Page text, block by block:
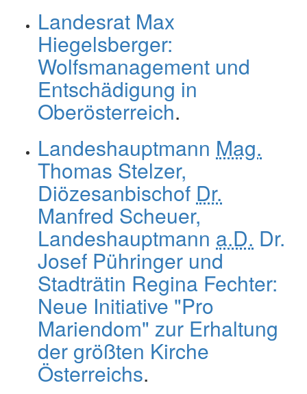
Landesrat Max
Hiegelsberger:
Wolfsmanagement und
Entschädigung in
Oberösterreich.
Landeshauptmann Mag.
Thomas Stelzer,
Diözesanbischof Dr.
Manfred Scheuer,
Landeshauptmann a.D. Dr.
Josef Pühringer und
Stadträtin Regina Fechter:
Neue Initiative "Pro
Mariendom" zur Erhaltung
der größten Kirche
Österreichs.